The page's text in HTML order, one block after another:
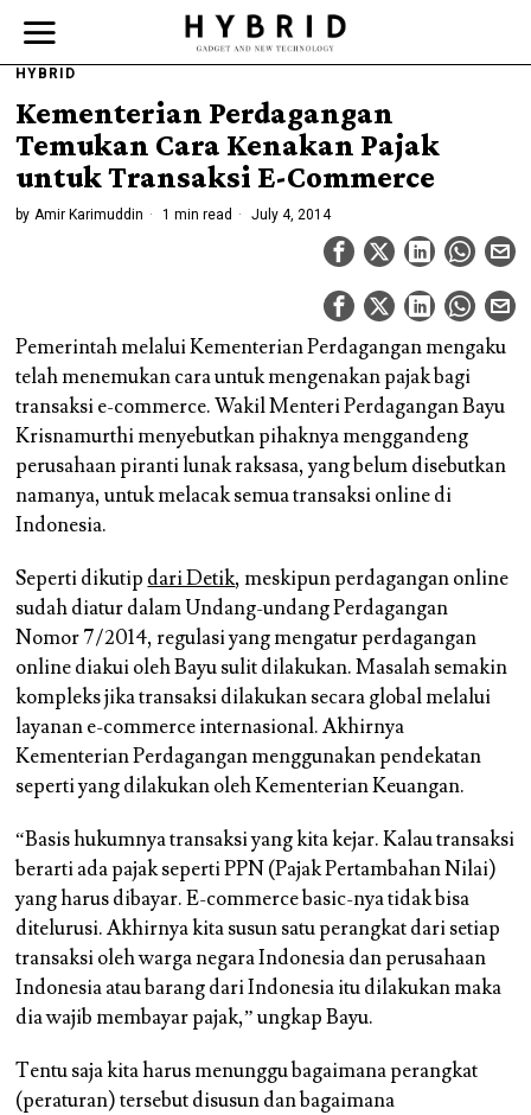
HYBRID
Kementerian Perdagangan
Temukan Cara Kenakan Pajak
untuk Transaksi E-Commerce
by Amir Karimuddin 1 min read July 4, 2014
Pemerintah melalui Kementerian Perdagangan mengaku
telah menemukan cara untuk mengenakan pajak bagi
transaksi e-commerce. Wakil Menteri Perdagangan Bayu
Krisnamurthi menyebutkan pihaknya menggandeng
perusahaan piranti lunak raksasa, yang belum disebutkan
namanya, untuk melacak semua transaksi online di
Indonesia.
Seperti dikutip dari Detik, meskipun perdagangan online
sudah diatur dalam Undang-undang Perdagangan
Nomor 7/2014, regulasi yang mengatur perdagangan
online diakui oleh Bayu sulit dilakukan. Masalah semakin
kompleks jika transaksi dilakukan secara global melalui
layanan e-commerce internasional. Akhirnya
Kementerian Perdagangan menggunakan pendekatan
seperti yang dilakukan oleh Kementerian Keuangan.
“Basis hukumnya transaksi yang kita kejar. Kalau transaksi
berarti ada pajak seperti PPN (Pajak Pertambahan Nilai)
yang harus dibayar. E-commerce basic-nya tidak bisa
ditelurusi. Akhirnya kita susun satu perangkat dari setiap
transaksi oleh warga negara Indonesia dan perusahaan
Indonesia atau barang dari Indonesia itu dilakukan maka
dia wajib membayar pajak,” ungkap Bayu.
Tentu saja kita harus menunggu bagaimana perangkat
(peraturan) tersebut disusun dan bagaimana